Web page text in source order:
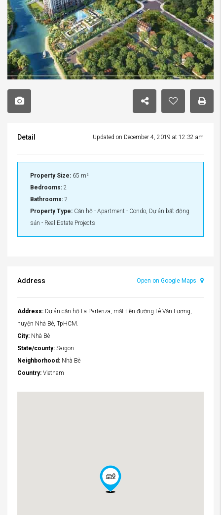
Detail Updated on December 4, 2019 at 12:32 am
Property Size: 65 m²
Bedrooms: 2
Bathrooms: 2
Property Type: Căn hộ - Apartment - Condo, Dự án bất động
sản - Real Estate Projects
Address Open on Google Maps
Address: Dự án căn hộ La Partenza, mặt tiền đường Lê Văn Lương,
huyện Nhà Bè, TpHCM.
City: Nhà Bè
State/county: Saigon
Neighborhood: Nhà Bè
Country: Vietnam